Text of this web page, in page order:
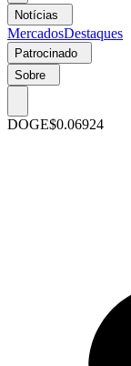
Notícias
MercadosDestaques
Patrocinado
Sobre
DOGE$0.06924